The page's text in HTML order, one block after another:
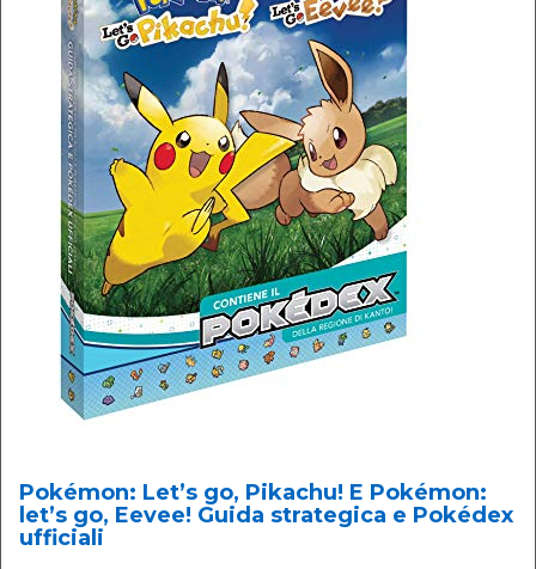
Pokémon: Let’s go, Pikachu! E Pokémon:
let’s go, Eevee! Guida strategica e Pokédex
ufficiali